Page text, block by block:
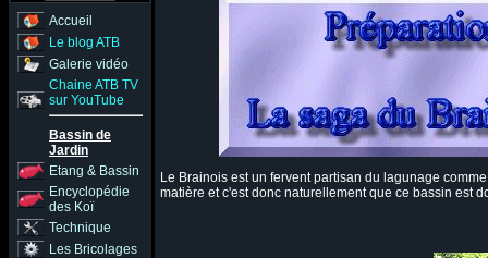
Accueil
Le blog ATB
Galerie vidéo
Chaine ATB TV
sur YouTube
Bassin de
Jardin
Etang & Bassin
Encyclopédie
des Koï
Technique
Les Bricolages
Le Brainois est un fervent partisan du lagunage
matière et c'est donc naturellement que ce bassin est